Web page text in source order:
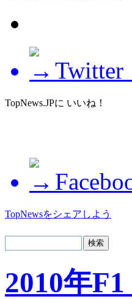
Twitter
TopNews.JPに いいね！
TopNewsをシェアしよう
2010年